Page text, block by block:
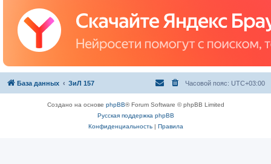
База данных ЗиЛ 157 Часовой пояс: UTC+03:00
Создано на основе phpBB® Forum Software © phpBB Limited
Русская поддержка phpBB
Конфиденциальность| Правила